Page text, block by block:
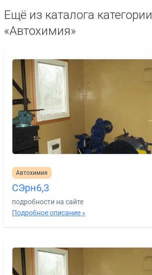
Ещё из каталога категории
«Автохимия»
Автохимия
СЭрн6,3
подробности на сайте
Подробное описание »